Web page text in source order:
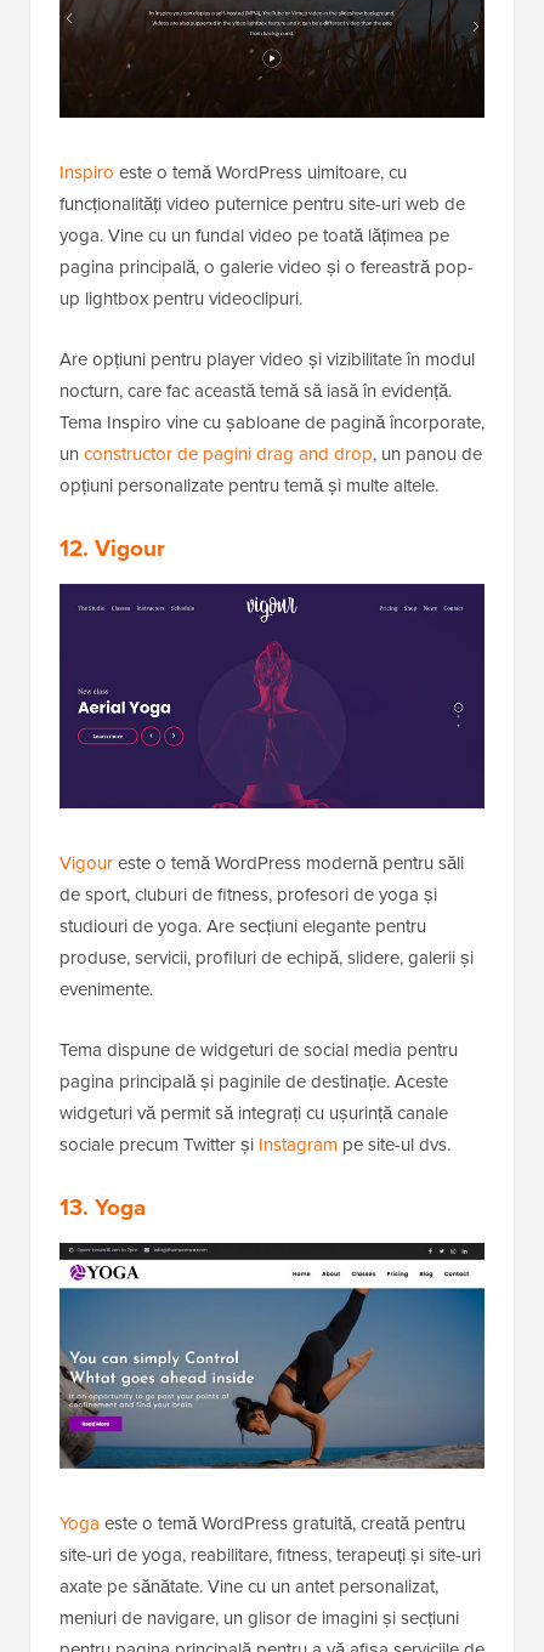
Inspiro este o temă WordPress uimitoare, cu
funcționalități video puternice pentru site-uri web de
yoga. Vine cu un fundal video pe toată lățimea pe
pagina principală, o galerie video și o fereastră pop-
up lightbox pentru videoclipuri.
Are opțiuni pentru player video și vizibilitate în modul
nocturn, care fac această temă să iasă în evidență.
Tema Inspiro vine cu șabloane de pagină încorporate,
un constructor de pagini drag and drop, un panou de
opțiuni personalizate pentru temă și multe altele.
12. Vigour
Vigoureste o temă WordPress modernă pentru săli
de sport, cluburi de fitness, profesori de yoga și
studiouri de yoga. Are secțiuni elegante pentru
produse, servicii, profiluri de echipă, slidere, galerii și
evenimente.
Tema dispune de widgeturi de social media pentru
pagina principală și paginile de destinație. Aceste
widgeturi vă permit să integrați cu ușurință canale
sociale precum Twitter și Instagram pe site-ul dvs.
13. Yoga
Yoga este o temă WordPress gratuită, creată pentru
site-uri de yoga, reabilitare, fitness, terapeuți și site-uri
axate pe sănătate. Vine cu un antet personalizat,
meniuri de navigare, un glisor de imagini și secțiuni